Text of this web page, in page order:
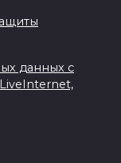
данных с